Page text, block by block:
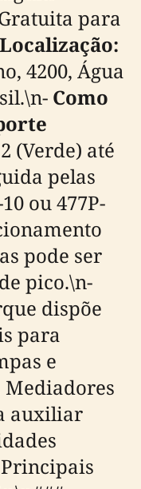
para
Localização:
4200, Água
Como
(Verde) até
pelas
ou 477P-
pode ser
pico.\n-
dispõe
para
e
auxiliar